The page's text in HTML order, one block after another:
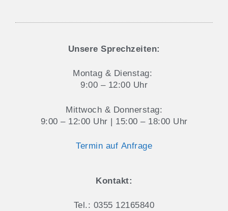
Unsere Sprechzeiten:
Montag & Dienstag:
9:00 – 12:00 Uhr
Mittwoch & Donnerstag:
9:00 – 12:00 Uhr | 15:00 – 18:00 Uhr
Termin auf Anfrage
Kontakt:
Tel.: 0355 12165840